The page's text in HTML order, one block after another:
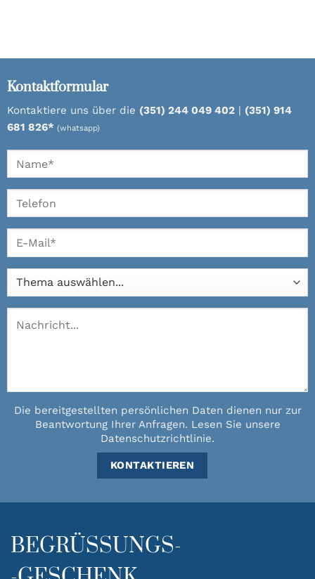
Kontaktformular
Kontaktiere uns über die (351) 244 049 402
(351) 914
681 826* (whatsapp)
Die bereitgestellten persönlichen Daten dienen nur zur
Beantwortung Ihrer Anfragen. Lesen Sie unsere
Datenschutzrichtlinie.
BEGRÜSSUNGS-